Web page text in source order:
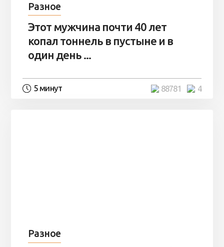
Разное
Этот мужчина почти 40 лет
копал тоннель в пустыне и в
один день ...
5 минут 4
88781
Разное